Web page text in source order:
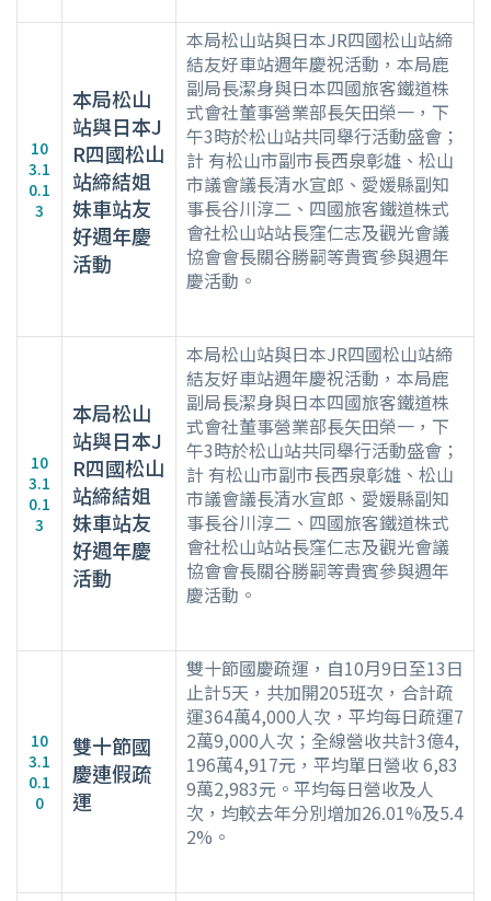
10
3.1
0.1
3
本局松山
站與日本J
R四國松山
站締結姐
妹車站友
好週年慶
活動
本局松山站與日本JR四國松山站締
結友好車站週年慶祝活動，本局鹿
副局長潔身與日本四國旅客鐵道株
式會社董事營業部長矢田榮一，下
午3時於松山站共同舉行活動盛會；
計 有松山市副市長西泉彰雄、松山
市議會議長清水宣郎、愛媛縣副知
事長谷川淳二、四國旅客鐵道株式
會社松山站站長窪仁志及觀光會議
協會會長關谷勝嗣等貴賓參與週年
慶活動。
10
3.1
0.1
3
本局松山
站與日本J
R四國松山
站締結姐
妹車站友
好週年慶
活動
本局松山站與日本JR四國松山站締
結友好車站週年慶祝活動，本局鹿
副局長潔身與日本四國旅客鐵道株
式會社董事營業部長矢田榮一，下
午3時於松山站共同舉行活動盛會；
計 有松山市副市長西泉彰雄、松山
市議會議長清水宣郎、愛媛縣副知
事長谷川淳二、四國旅客鐵道株式
會社松山站站長窪仁志及觀光會議
協會會長關谷勝嗣等貴賓參與週年
慶活動。
10
3.1
0.1
0
雙十節國
慶連假疏
運
雙十節國慶疏運，自10月9日至13日
止計5天，共加開205班次，合計疏
運364萬4,000人次，平均每日疏運7
2萬9,000人次；全線營收共計3億4,
196萬4,917元，平均單日營收 6,83
9萬2,983元。平均每日營收及人
次，均較去年分別增加26.01%及5.4
2%。